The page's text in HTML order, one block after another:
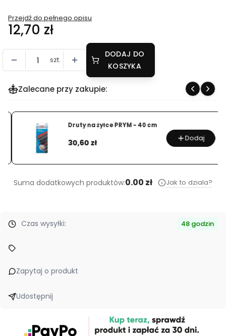
Przejdź do pełnego opisu
Cena
12,70 zł
szt.
DODAJ DO
KOSZYKA
Zalecane przy zakupie:
Druty na żyłce PRYM - 40 cm
Cena
30,60 zł Dodaj
Suma dodatkowych produktów:0.00 zł Jak to dziala?
Czas wysyłki: 48 godzin
Zapytaj o produkt
Udostępnij